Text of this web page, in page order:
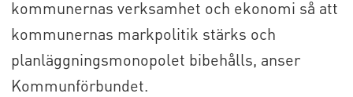
kommunernas verksamhet och ekonomi så att
kommunernas markpolitik stärks och
planläggningsmonopolet bibehålls, anser
Kommunförbundet.